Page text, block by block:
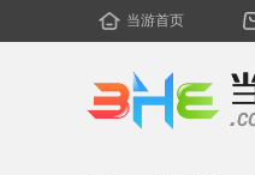
当游首页